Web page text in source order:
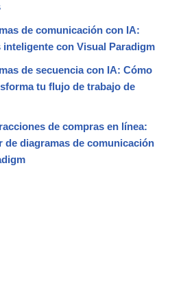
de comunicación con IA:
inteligente con Visual Paradigm
de secuencia con IA: Cómo
tu flujo de trabajo de
de compras en línea:
de diagramas de comunicación